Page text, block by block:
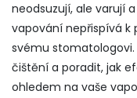
neodsuzují, ale varují
vapování nepřispívá k
svému
čištění a poradit, jak
ohledem na vaše